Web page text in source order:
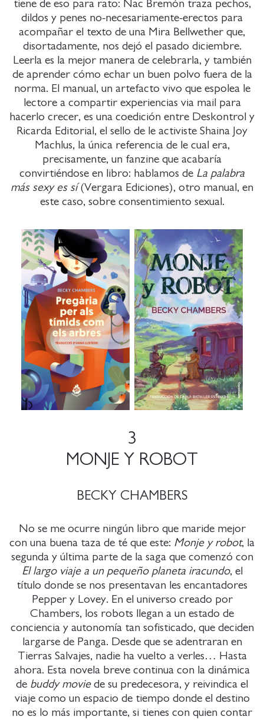
tiene de eso para rato: Nac Bremón traza pechos,
dildos y penes no-necesariamente-erectos para
acompañar el texto de una Mira Bellwether que,
disortadamente, nos dejó el pasado diciembre.
Leerla es la mejor manera de celebrarla, y también
de aprender cómo echar un buen polvo fuera de la
norma. El manual, un artefacto vivo que espolea le
lectore a compartir experiencias via mail para
hacerlo crecer, es una coedición entre Deskontrol y
Ricarda Editorial, el sello de le activiste Shaina Joy
Machlus, la única referencia de le cual era,
precisamente, un fanzine que acabaría
convirtiéndose en libro: hablamos de La palabra
más sexy es sí(Vergara Ediciones), otro manual, en
este caso, sobre consentimiento sexual.
3
MONJE Y ROBOT
BECKY CHAMBERS
No se me ocurre ningún libro que maride mejor
con una buena taza de té que este: Monje y robot, la
segunda y última parte de la saga que comenzó con
El largo viaje a un pequeño planeta iracundo, el
título donde se nos presentavan les encantadores
Pepper y Lovey. En el universo creado por
Chambers, los robots llegan a un estado de
conciencia y autonomía tan sofisticado, que deciden
largarse de Panga. Desde que se adentraran en
Tierras Salvajes, nadie ha vuelto a verles… Hasta
ahora. Esta novela breve continua con la dinámica
de buddy moviede su predecesora, y reivindica el
viaje como un espacio de tiempo donde el destino
no es lo más importante, si tienes con quien contar